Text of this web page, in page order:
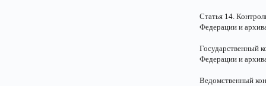
Статья 14.
Федерации и
Государственный
Федерации и
Ведомственный